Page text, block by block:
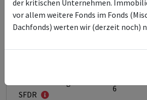
Fondsmanagement
Vanguard
Limited
SFDR
6
der kritischen Unternehmen.
vor allem weitere Fonds im Fonds
Dachfonds) werten wir (derzeit noch)